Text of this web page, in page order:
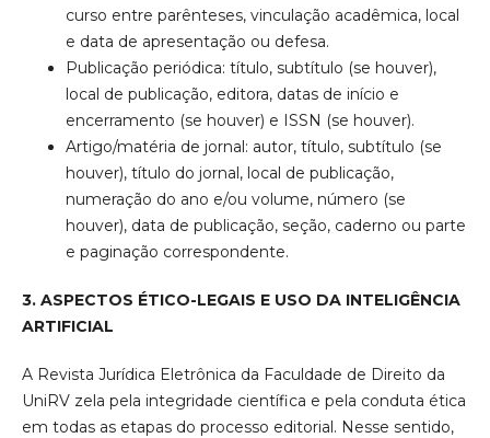
curso entre parênteses, vinculação acadêmica, local
e data de apresentação ou defesa.
Publicação periódica: título, subtítulo (se houver),
local de publicação, editora, datas de início e
encerramento (se houver) e ISSN (se houver).
Artigo/matéria de jornal: autor, título, subtítulo (se
houver), título do jornal, local de publicação,
numeração do ano e/ou volume, número (se
houver), data de publicação, seção, caderno ou parte
e paginação correspondente.
3. ASPECTOS ÉTICO-LEGAIS E USO DA INTELIGÊNCIA
ARTIFICIAL
A Revista Jurídica Eletrônica da Faculdade de Direito da
UniRV zela pela integridade científica e pela conduta ética
em todas as etapas do processo editorial. Nesse sentido,